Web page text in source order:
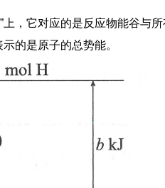
，它对应的是反应物能谷与
的是原子的总势能。